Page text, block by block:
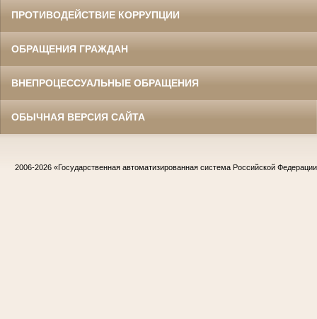
ПРОТИВОДЕЙСТВИЕ КОРРУПЦИИ
ОБРАЩЕНИЯ ГРАЖДАН
ВНЕПРОЦЕССУАЛЬНЫЕ ОБРАЩЕНИЯ
ОБЫЧНАЯ ВЕРСИЯ САЙТА
2006-2026 «Государственная автоматизированная система Российской